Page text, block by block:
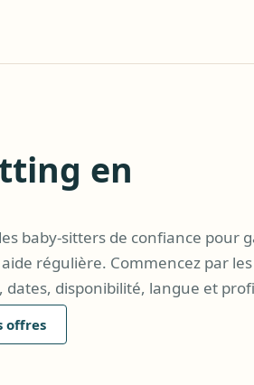
en
baby-sitters de confiance pour
régulière. Commencez par les
disponibilité, langue et
offres